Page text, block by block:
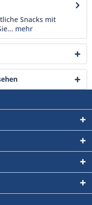
Snacks mit
mehr